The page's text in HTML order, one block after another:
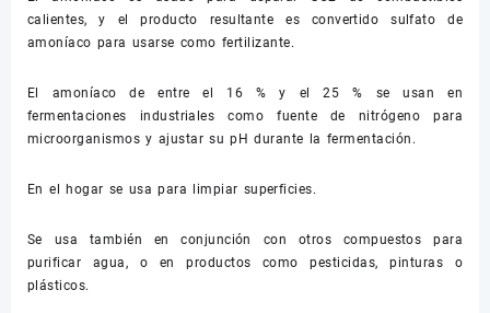
calientes, y el producto resultante es convertido sulfato de
amoníaco para usarse como fertilizante.
El amoníaco de entre el 16 % y el 25 % se usan en
fermentaciones industriales como fuente de nitrógeno para
microorganismos y ajustar su pH durante la fermentación.
En el hogar se usa para limpiar superficies.
Se usa también en conjunción con otros compuestos para
purificar agua, o en productos como pesticidas, pinturas o
plásticos.